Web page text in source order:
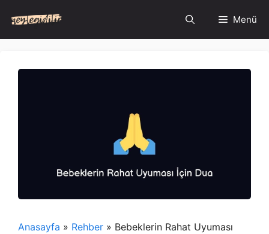
atla
Menü
Anasayfa » Rehber » Bebeklerin Rahat Uyuması